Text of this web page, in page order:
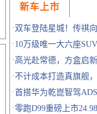
新车上市
· 双车登陆星城！传祺
· 10万级唯一大六座
· 高光赴常德，方盒启
· 不计成本打造真旗舰
·首搭华为乾崑智驾
·零跑D99重磅上市